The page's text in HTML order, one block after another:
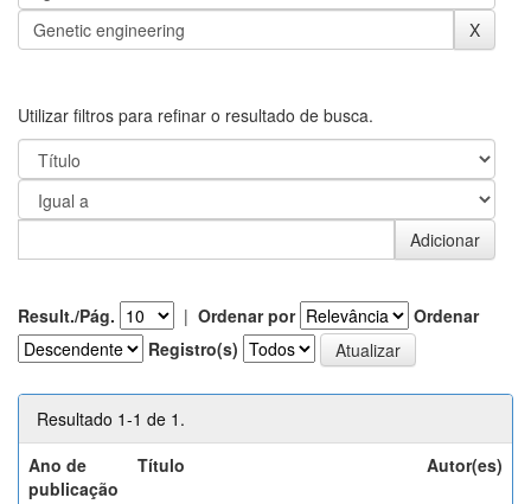
Utilizar filtros para refinar o resultado de busca.
Result./Pág. | Ordenar por
Ordenar
Registro(s)
Resultado 1-1 de 1.
Ano de
publicação
Título Autor(es)